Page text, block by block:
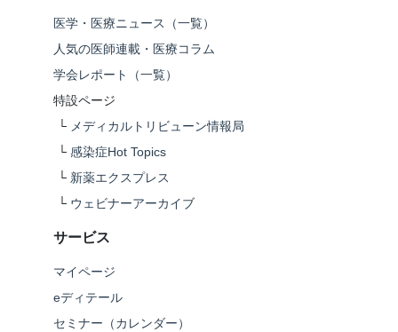
医学・医療ニュース（一覧）
人気の医師連載・医療コラム
学会レポート（一覧）
特設ページ
└ メディカルトリビューン情報局
└ 感染症Hot Topics
└ 新薬エクスプレス
└ ウェビナーアーカイブ
サービス
マイページ
eディテール
セミナー（カレンダー）